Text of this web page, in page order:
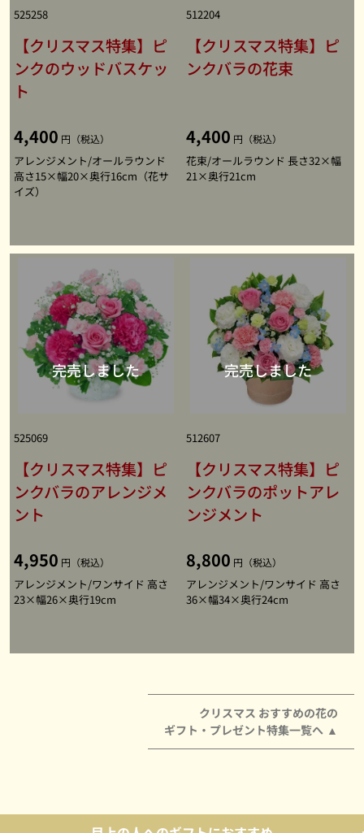
525258
【クリスマス特集】ピ
ンクのウッドバスケッ
ト
4,400 円（税込）
アレンジメント/オールラウンド
高さ15×幅20×奥行16cm（花サ
イズ）
512204
【クリスマス特集】ピ
ンクバラの花束
4,400 円（税込）
花束/オールラウンド 長さ32×幅
21×奥行21cm
525069
【クリスマス特集】ピ
ンクバラのアレンジメ
ント
4,950 円（税込）
アレンジメント/ワンサイド 高さ
23×幅26×奥行19cm
512607
【クリスマス特集】ピ
ンクバラのポットアレ
ンジメント
8,800 円（税込）
アレンジメント/ワンサイド 高さ
36×幅34×奥行24cm
クリスマス おすすめの花の
ギフト・プレゼント特集一覧へ